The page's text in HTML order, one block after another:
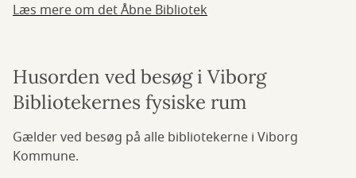
Læs mere om det Åbne Bibliotek
Husorden ved besøg i Viborg
Bibliotekernes fysiske rum
Gælder ved besøg på alle bibliotekerne i Viborg
Kommune.